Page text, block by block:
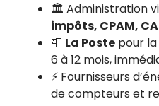
🏛️ Administration
impôts, CPAM,
📮 La Poste pour
6 à 12 mois,
⚡ Fournisseurs
de compteurs et